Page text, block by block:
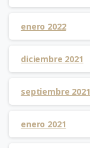
enero 2022
diciembre 2021
septiembre 2021
enero 2021